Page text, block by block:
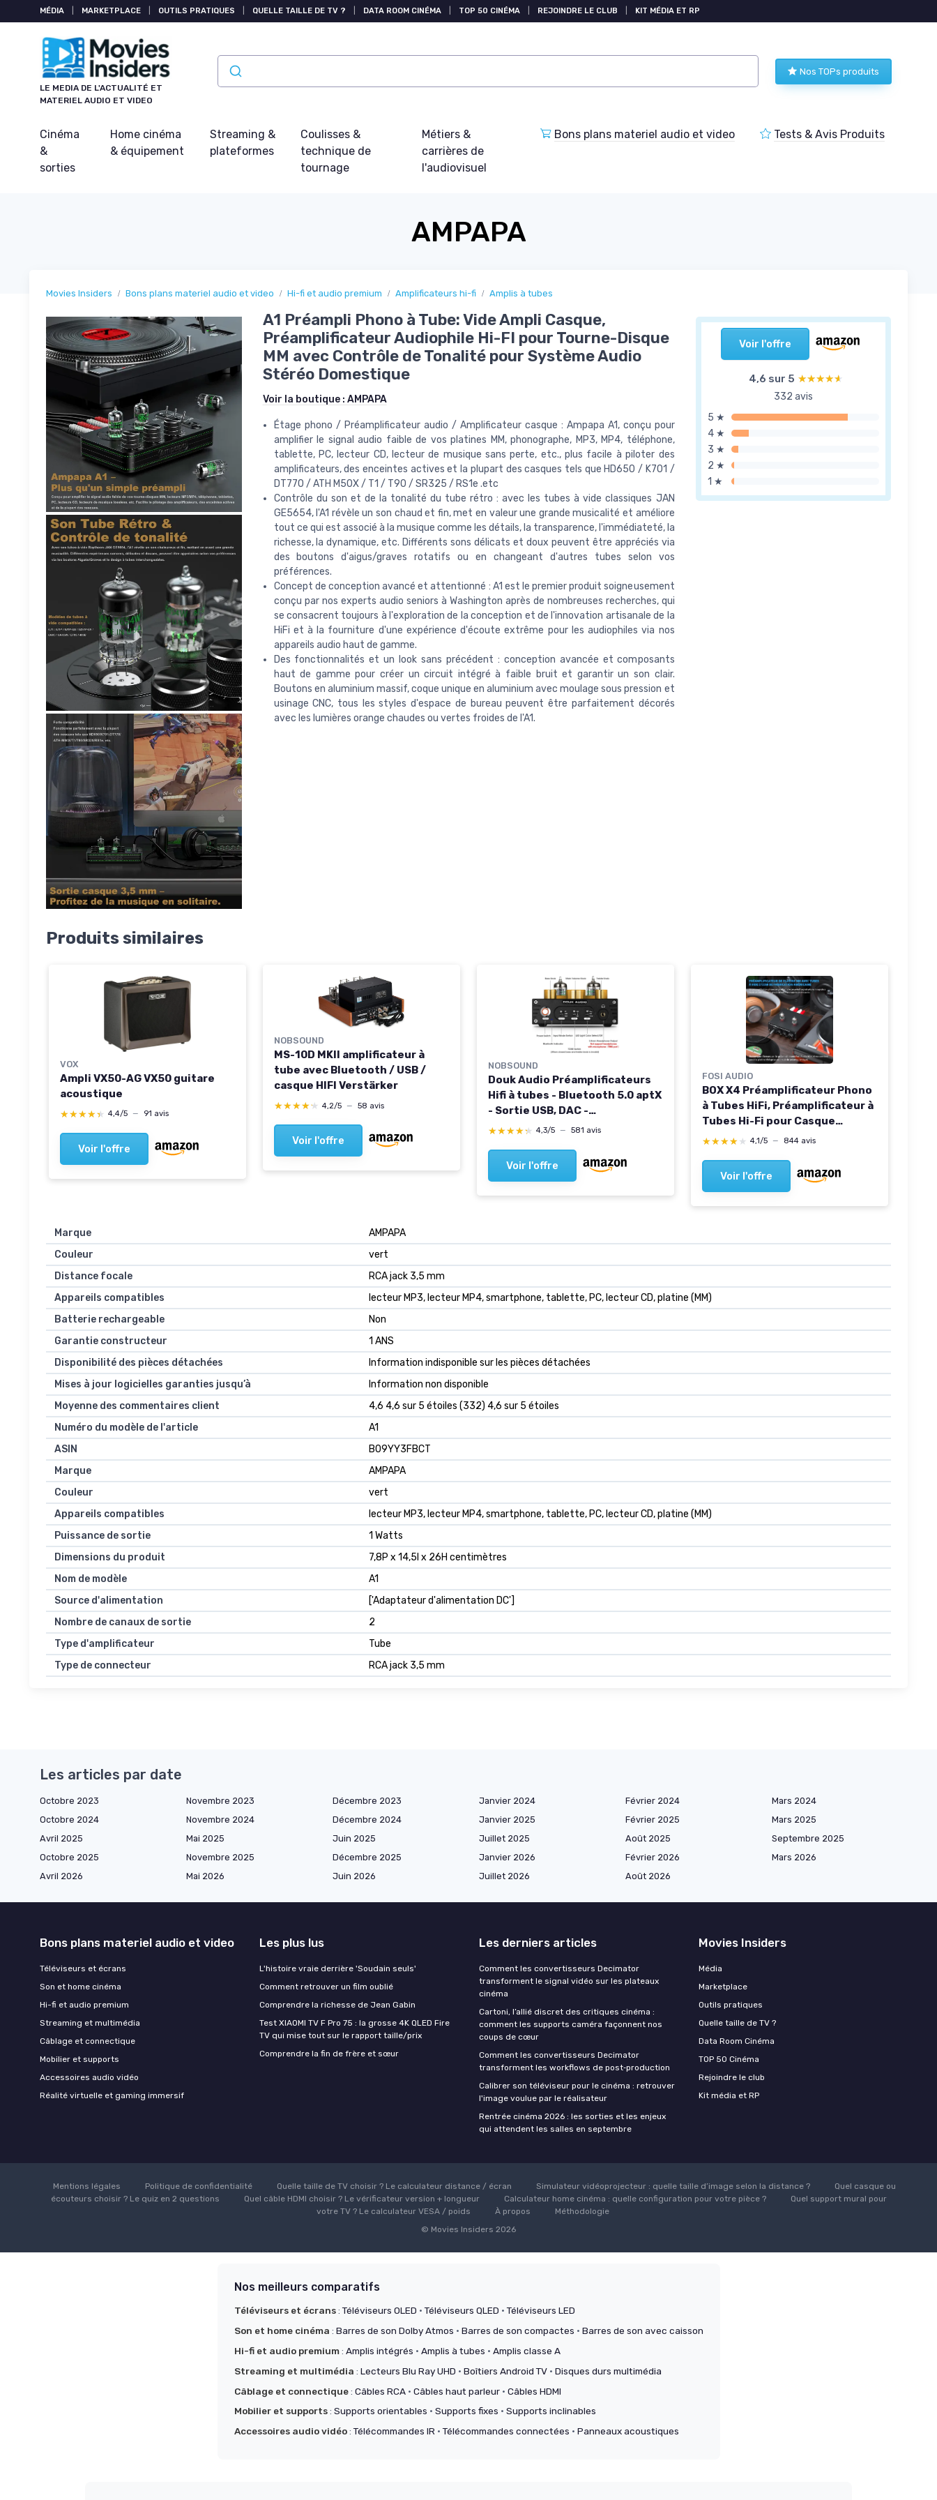
MÉDIA MARKETPLACE OUTILS PRATIQUES QUELLE TAILLE DE TV ? DATA ROOM CINÉMA TOP 50 CINÉMA REJOINDRE LE CLUB KIT MÉDIA ET RP
LE MEDIA DE L'ACTUALITÉ ET
MATERIEL AUDIO ET VIDEO
Nos TOPs produits
Cinéma
&
sorties
Home cinéma
& équipement
Streaming &
plateformes
Coulisses &
technique de
tournage
Métiers &
carrières de
l'audiovisuel
Bons plans materiel audio et video Tests & Avis Produits
AMPAPA
Movies Insiders Bons plans materiel audio et video Hi-fi et audio premium Amplificateurs hi-fi Amplis à tubes
Voir l'offre
4,6 sur 5 ★★★★★
★★★★★
332 avis
5 ★
4 ★
3 ★
2 ★
1 ★
A1 Préampli Phono à Tube: Vide Ampli Casque,
Préamplificateur Audiophile Hi-FI pour Tourne-Disque
MM avec Contrôle de Tonalité pour Système Audio
Stéréo Domestique
Voir la boutique : AMPAPA
Étage phono / Préamplificateur audio / Amplificateur casque : Ampapa A1, conçu pour
amplifier le signal audio faible de vos platines MM, phonographe, MP3, MP4, téléphone,
tablette, PC, lecteur CD, lecteur de musique sans perte, etc., plus facile à piloter des
amplificateurs, des enceintes actives et la plupart des casques tels que HD650 / K701 /
DT770 / ATH M50X / T1 / T90 / SR325 / RS1e .etc
Contrôle du son et de la tonalité du tube rétro : avec les tubes à vide classiques JAN
GE5654, l'A1 révèle un son chaud et fin, met en valeur une grande musicalité et améliore
tout ce qui est associé à la musique comme les détails, la transparence, l'immédiateté, la
richesse, la dynamique, etc. Différents sons délicats et doux peuvent être appréciés via
des boutons d'aigus/graves rotatifs ou en changeant d'autres tubes selon vos
préférences.
Concept de conception avancé et attentionné : A1 est le premier produit soigneusement
conçu par nos experts audio seniors à Washington après de nombreuses recherches, qui
se consacrent toujours à l'exploration de la conception et de l'innovation artisanale de la
HiFi et à la fourniture d'une expérience d'écoute extrême pour les audiophiles via nos
appareils audio haut de gamme.
Des fonctionnalités et un look sans précédent : conception avancée et composants
haut de gamme pour créer un circuit intégré à faible bruit et garantir un son clair.
Boutons en aluminium massif, coque unique en aluminium avec moulage sous pression et
usinage CNC, tous les styles d'espace de bureau peuvent être parfaitement décorés
avec les lumières orange chaudes ou vertes froides de l'A1.
Produits similaires
VOX
Ampli VX50-AG VX50 guitare
acoustique
★★★★★
★★★★★ 4,4/5 — 91 avis
Voir l'offre
NOBSOUND
MS-10D MKII amplificateur à
tube avec Bluetooth / USB /
casque HIFI Verstärker
★★★★★
★★★★★ 4,2/5 — 58 avis
Voir l'offre
NOBSOUND
Douk Audio Préamplificateurs
Hifi à tubes - Bluetooth 5.0 aptX
- Sortie USB, DAC -
Amplificateur de casque
★★★★★
★★★★★ 4,3/5 — 581 avis
Voir l'offre
FOSI AUDIO
BOX X4 Préamplificateur Phono
à Tubes HiFi, Préamplificateur à
Tubes Hi-Fi pour Casque
d'écoute, 5725W Tubes à Vide
Stéréo-Audio pour Phono-
Audiophile
★★★★★
★★★★★ 4,1/5 — 844 avis
Voir l'offre
Marque
‎AMPAPA
Couleur
‎vert
Distance focale
‎RCA jack 3,5 mm
Appareils compatibles
‎lecteur MP3, lecteur MP4, smartphone, tablette, PC, lecteur CD, platine (MM)
Batterie rechargeable
‎Non
Garantie constructeur
‎1 ANS
Disponibilité des pièces détachées
‎Information indisponible sur les pièces détachées
Mises à jour logicielles garanties jusqu’à
‎Information non disponible
Moyenne des commentaires client
4,6 4,6 sur 5 étoiles (332) 4,6 sur 5 étoiles
Numéro du modèle de l'article
A1
ASIN
B09YY3FBCT
Marque
AMPAPA
Couleur
vert
Appareils compatibles
lecteur MP3, lecteur MP4, smartphone, tablette, PC, lecteur CD, platine (MM)
Puissance de sortie
1 Watts
Dimensions du produit
7,8P x 14,5l x 26H centimètres
Nom de modèle
A1
Source d'alimentation
['Adaptateur d'alimentation DC']
Nombre de canaux de sortie
2
Type d'amplificateur
Tube
Type de connecteur
RCA jack 3,5 mm
Les articles par date
Octobre 2023 Novembre 2023 Décembre 2023 Janvier 2024 Février 2024
Mars 2024
Octobre 2024
Novembre 2024 Décembre 2024 Janvier 2025 Février 2025
Mars 2025
Avril 2025
Mai 2025 Juin 2025 Juillet 2025 Août 2025
Septembre 2025
Octobre 2025
Novembre 2025 Décembre 2025 Janvier 2026 Février 2026
Mars 2026
Avril 2026
Mai 2026 Juin 2026 Juillet 2026 Août 2026
Bons plans materiel audio et video
Téléviseurs et écrans
Son et home cinéma
Hi-fi et audio premium
Streaming et multimédia
Câblage et connectique
Mobilier et supports
Accessoires audio vidéo
Réalité virtuelle et gaming immersif
Les plus lus
L'histoire vraie derrière 'Soudain seuls'
Comment retrouver un film oublié
Comprendre la richesse de Jean Gabin
Test XIAOMI TV F Pro 75 : la grosse 4K QLED Fire
TV qui mise tout sur le rapport taille/prix
Comprendre la fin de frère et sœur
Les derniers articles
Comment les convertisseurs Decimator
transforment le signal vidéo sur les plateaux
cinéma
Cartoni, l’allié discret des critiques cinéma :
comment les supports caméra façonnent nos
coups de cœur
Comment les convertisseurs Decimator
transforment les workflows de post‑production
Calibrer son téléviseur pour le cinéma : retrouver
l'image voulue par le réalisateur
Rentrée cinéma 2026 : les sorties et les enjeux
qui attendent les salles en septembre
Movies Insiders
Média
Marketplace
Outils pratiques
Quelle taille de TV ?
Data Room Cinéma
TOP 50 Cinéma
Rejoindre le club
Kit média et RP
Mentions légales Politique de confidentialité Quelle taille de TV choisir ? Le calculateur distance / écran Simulateur vidéoprojecteur : quelle taille d’image selon la distance ?
Quel casque ou
écouteurs choisir ? Le quiz en 2 questions
Quel câble HDMI choisir ? Le vérificateur version + longueur Calculateur home cinéma : quelle configuration pour votre pièce ?
Quel support mural pour
votre TV ? Le calculateur VESA / poids
À propos
Méthodologie
© Movies Insiders 2026
Nos meilleurs comparatifs
Téléviseurs et écrans:Téléviseurs OLED ·Téléviseurs QLED ·Téléviseurs LED
Son et home cinéma : Barres de son Dolby Atmos · Barres de son compactes · Barres de son avec caisson
Hi-fi et audio premium: Amplis intégrés · Amplis à tubes · Amplis classe A
Streaming et multimédia : Lecteurs Blu Ray UHD · Boîtiers Android TV· Disques durs multimédia
Câblage et connectique: Câbles RCA· Câbles haut parleur· Câbles HDMI
Mobilier et supports: Supports orientables · Supports fixes · Supports inclinables
Accessoires audio vidéo:Télécommandes IR ·Télécommandes connectées · Panneaux acoustiques
Panneau de gestion des cookies